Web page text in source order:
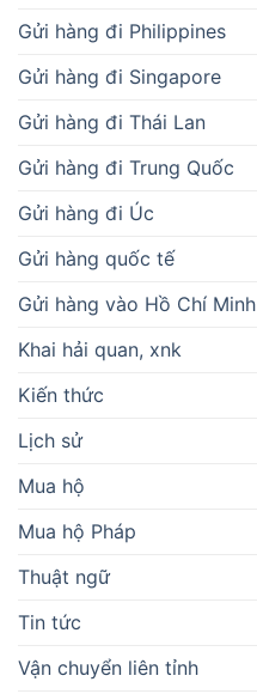
Gửi hàng đi Philippines
Gửi hàng đi Singapore
Gửi hàng đi Thái Lan
Gửi hàng đi Trung Quốc
Gửi hàng đi Úc
Gửi hàng quốc tế
Gửi hàng vào Hồ Chí Minh
Khai hải quan, xnk
Kiến thức
Lịch sử
Mua hộ
Mua hộ Pháp
Thuật ngữ
Tin tức
Vận chuyển liên tỉnh